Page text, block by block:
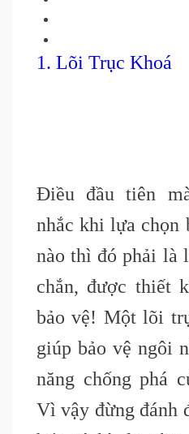
1. Lõi Trục Khoá
Điều đầu tiên
nhắc khi lựa chọn
nào thì đó phải là
chắn, được thiết
bảo vệ! Một lõi
giúp bảo vệ ngôi
năng chống phá
Vì vậy đừng đánh